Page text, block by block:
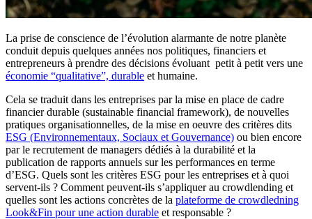
La prise de conscience de l’évolution alarmante de notre planète
conduit depuis quelques années nos politiques, financiers et
entrepreneurs à prendre des décisions évoluant petit à petit vers une
économie “qualitative”, durable et humaine.
Cela se traduit dans les entreprises par la mise en place de cadre
financier durable (sustainable financial framework), de nouvelles
pratiques organisationnelles, de la mise en oeuvre des critères dits
ESG (Environnementaux, Sociaux et Gouvernance) ou bien encore
par le recrutement de managers dédiés à la durabilité et la
publication de rapports annuels sur les performances en terme
d’ESG. Quels sont les critères ESG pour les entreprises et à quoi
servent-ils ? Comment peuvent-ils s’appliquer au crowdlending et
quelles sont les actions concrètes de la plateforme de crowdledning
Look&Fin pour une action durable et responsable ?